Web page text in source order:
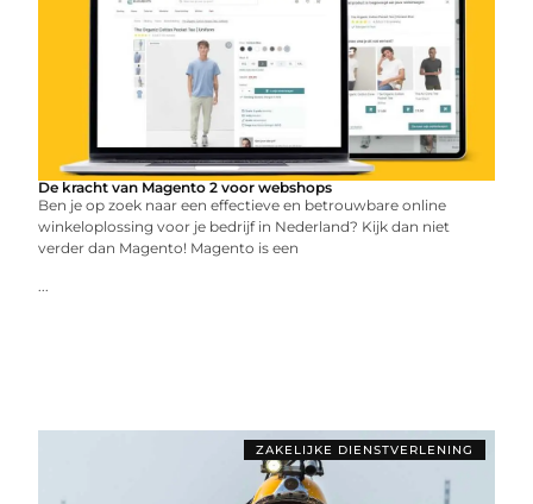
De kracht van Magento 2 voor webshops
Ben je op zoek naar een effectieve en betrouwbare online
winkeloplossing voor je bedrijf in Nederland? Kijk dan niet
verder dan Magento! Magento is een
...
ZAKELIJKE DIENSTVERLENING